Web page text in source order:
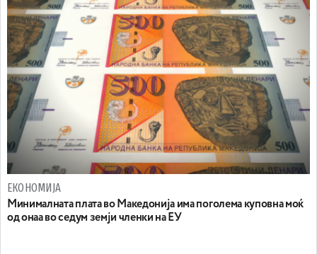
ЕКОНОМИЈА
Минималната плата во Македонија има поголема куповна моќ
од онаа во седум земји членки на ЕУ